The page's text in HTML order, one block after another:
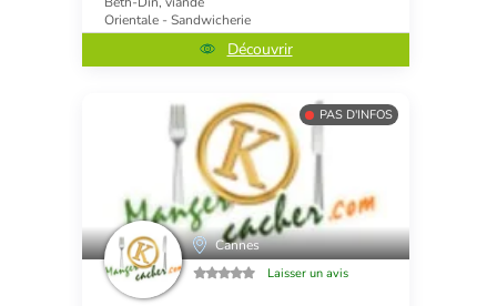
Orientale - Sandwicherie
Découvrir
PAS D'INFOS
Cannes
Laisser un avis